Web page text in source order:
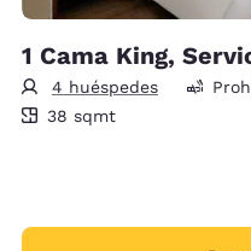
1 Cama King,
4 huéspedes
38 metros cuadrados
38 sqmt